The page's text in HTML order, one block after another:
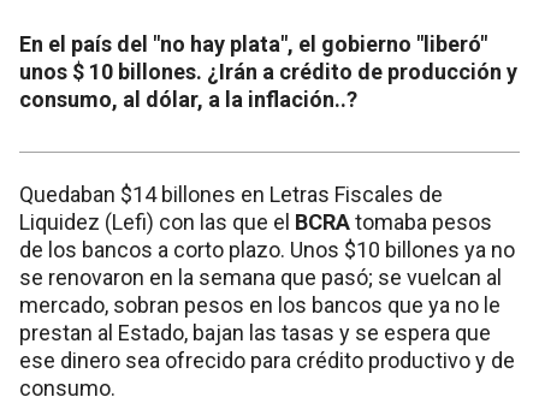
En el país del "no hay plata", el gobierno "liberó"
unos $ 10 billones. ¿Irán a crédito de producción y
consumo, al dólar, a la inflación..?
Quedaban $14 billones en Letras Fiscales de
Liquidez (Lefi) con las que el BCRAtomaba pesos
de los bancos a corto plazo. Unos $10 billones ya no
se renovaron en la semana que pasó; se vuelcan al
mercado, sobran pesos en los bancos que ya no le
prestan al Estado, bajan las tasas y se espera que
ese dinero sea ofrecido para crédito productivo y de
consumo.